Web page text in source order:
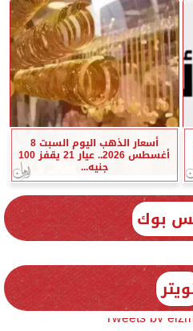
أسعار الذهب اليوم السبت 8
أغسطس 2026.. عيار 21 يقفز 100
جنيه...
بوك
Tweets by